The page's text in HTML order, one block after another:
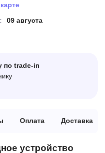
09 августа
по trade-in
Оплата Доставка
устройство